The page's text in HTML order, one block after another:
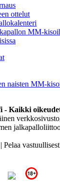
ottelut
MM-
naisten MM-
- Kaikki
Pelaa